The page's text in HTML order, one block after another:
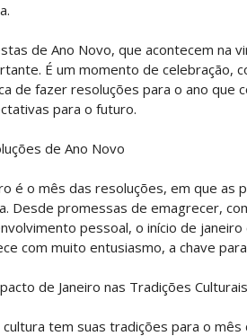
de Ano Novo, que acontecem na
É um momento de celebração,
de fazer resoluções para o ano que
para o futuro.
de Ano Novo
é o mês das resoluções, em que as
Desde promessas de emagrecer,
pessoal, o início de
com muito entusiasmo, a chave
de Janeiro nas Tradições Culturais
cultura tem suas tradições para o